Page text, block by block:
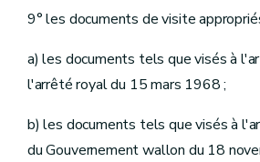
9° les documents de visite
a) les documents tels que visés à
l'arrêté royal du 15 mars 1968 ;
b) les documents tels que visés à
du Gouvernement wallon du 18